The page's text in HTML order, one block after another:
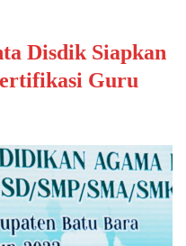
Disdik Siapkan
Guru